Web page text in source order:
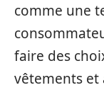
comme une
faire des
vêtements et